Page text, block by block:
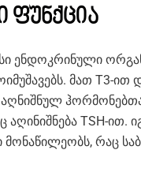
ფუნქცია
ენდოკრინული
მათ T3-ით
TSH-ით.
მონაწილეობს, რაც